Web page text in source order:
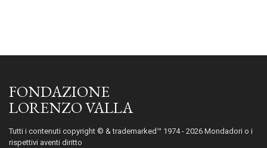
FONDAZIONE
LORENZO VALLA
Tutti i contenuti copyright © & trademarked™ 1974 - 2026 Mondadori o i
rispettivi aventi diritto